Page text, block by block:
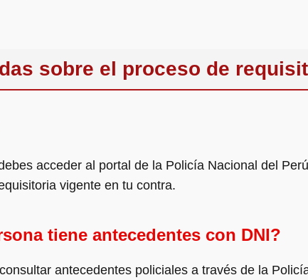
sobre el proceso de
acceder al portal de la Policía Nacional del
vigente en tu contra.
tiene antecedentes con DNI?
antecedentes policiales a través de la